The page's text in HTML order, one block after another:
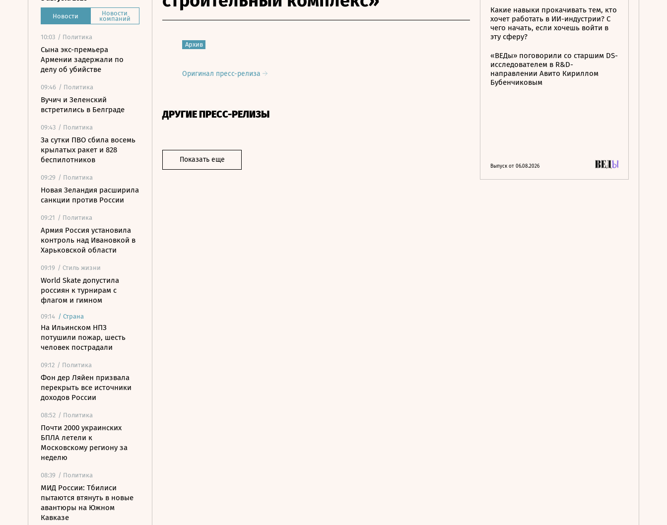
Новости Новости
компаний
10:03 / Политика
Сына экс-премьера
Армении задержали по
делу об убийстве
09:46 / Политика
Вучич и Зеленский
встретились в Белграде
09:43 / Политика
За сутки ПВО сбила восемь
крылатых ракет и 828
беспилотников
09:29 / Политика
Новая Зеландия расширила
санкции против России
09:21 / Политика
Армия Россия установила
контроль над Ивановкой в
Харьковской области
09:19 / Стиль жизни
World Skate допустила
россиян к турнирам с
флагом и гимном
09:14 / Страна
На Ильинском НПЗ
потушили пожар, шесть
человек пострадали
09:12 / Политика
Фон дер Ляйен призвала
перекрыть все источники
доходов России
08:52 / Политика
Почти 2000 украинских
БПЛА летели к
Московскому региону за
неделю
08:39 / Политика
МИД России: Тбилиси
пытаются втянуть в новые
авантюры на Южном
Кавказе
Архив
Оригинал пресс-релиза
ДРУГИЕ ПРЕСС-РЕЛИЗЫ
Показать еще
Какие навыки прокачивать тем, кто
хочет работать в ИИ-индустрии? С
чего начать, если хочешь войти в
эту сферу?
«ВЕДы» поговорили со старшим DS-
исследователем в R&D-
направлении Авито Кириллом
Бубенчиковым
Выпуск от 06.08.2026